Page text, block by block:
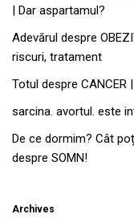
| Dar aspartamul?
Adevărul despre
riscuri, tratament
Totul despre
sarcina. avortul. este
De ce dormim? Cât
despre SOMN!
Archives